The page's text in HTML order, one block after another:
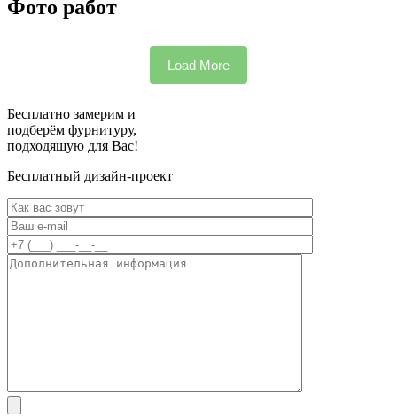
Фото работ
Load More
Бесплатно замерим и
подберём фурнитуру,
подходящую для Вас!
Бесплатный дизайн-проект